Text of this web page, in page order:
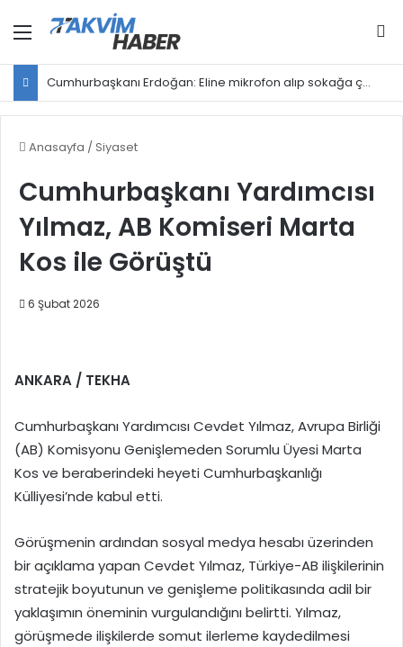
Menü
Cumhurbaşkanı Erdoğan: Eline mikrofon alıp sokağa çıkan herkes gazeteci değildir
Anasayfa / Siyaset
Cumhurbaşkanı Yardımcısı
Yılmaz, AB Komiseri Marta
Kos ile Görüştü
6 Şubat 2026
ANKARA / TEKHA
Cumhurbaşkanı Yardımcısı Cevdet Yılmaz, Avrupa Birliği
(AB) Komisyonu Genişlemeden Sorumlu Üyesi Marta
Kos ve beraberindeki heyeti Cumhurbaşkanlığı
Külliyesi’nde kabul etti.
Görüşmenin ardından sosyal medya hesabı üzerinden
bir açıklama yapan Cevdet Yılmaz, Türkiye-AB ilişkilerinin
stratejik boyutunun ve genişleme politikasında adil bir
yaklaşımın öneminin vurgulandığını belirtti. Yılmaz,
görüşmede ilişkilerde somut ilerleme kaydedilmesi